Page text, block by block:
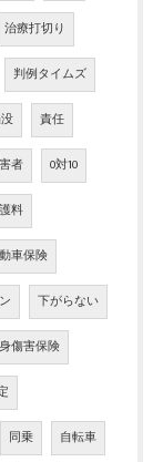
治療打切り
判例タイムズ
責任
者 0対10
料
車保険
下がらない
傷害保険
同乗 自転車